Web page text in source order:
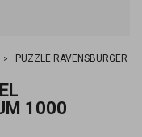
PUZZLE RAVENSBURGER
1000